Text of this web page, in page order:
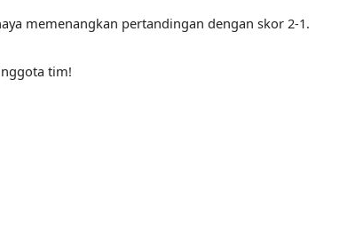
memenangkan pertandingan dengan skor 2-1.
tim!